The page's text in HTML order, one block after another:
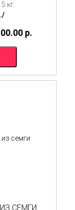
кг.
p.
СЕМГИ